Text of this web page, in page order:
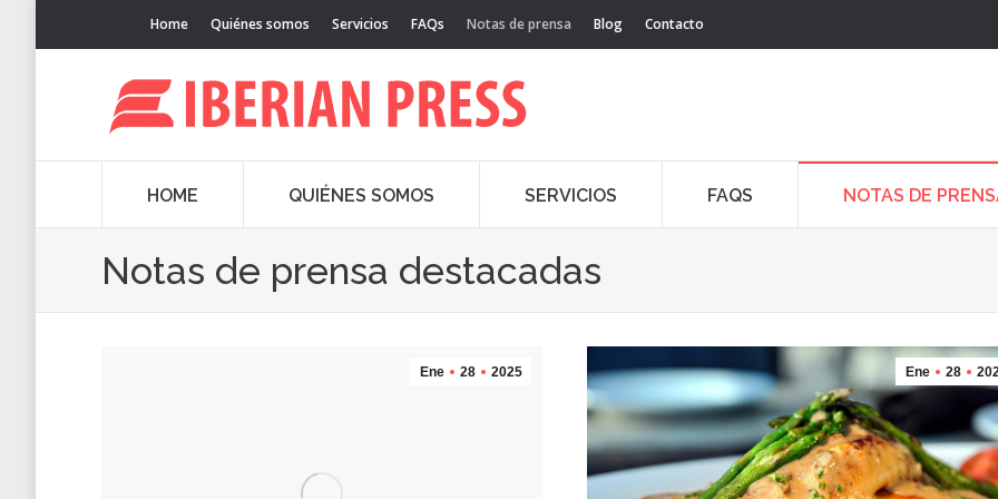
Home Quiénes somos Servicios FAQs Notas de prensa Blog Contacto
HOME QUIÉNES SOMOS SERVICIOS FAQS NOTAS DE
Notas de prensa destacadas
Ene 28 2025 Ene 28